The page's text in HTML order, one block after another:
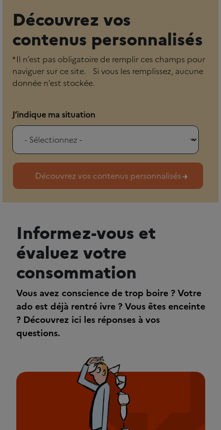
Découvrez vos
contenus personnalisés
* Il n’est pas obligatoire de remplir ces champs pour
naviguer sur ce site. Si vous les remplissez, aucune
donnée n’est stockée.
J’indique ma situation
Informez-vous et
évaluez votre
consommation
Vous avez conscience de trop boire ? Votre
ado est déjà rentré ivre ? Vous êtes enceinte
? Découvrez ici les réponses à vos
questions.